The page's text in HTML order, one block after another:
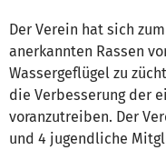
Der Verein hat sich
anerkannten Rassen
Wassergeflügel zu
die Verbesserung der
voranzutreiben. Der
und 4 jugendliche